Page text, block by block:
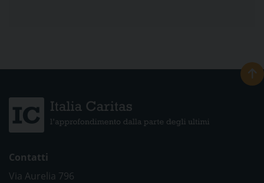
Contatti
Via Aurelia 796